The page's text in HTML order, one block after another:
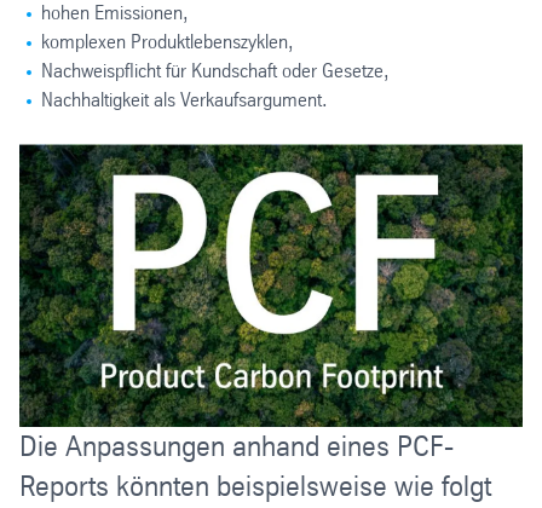
hohen Emissionen,
komplexen Produktlebenszyklen,
Nachweispflicht für Kundschaft oder Gesetze,
Nachhaltigkeit als Verkaufsargument.
Die Anpassungen anhand eines PCF-
Reports könnten beispielsweise wie folgt